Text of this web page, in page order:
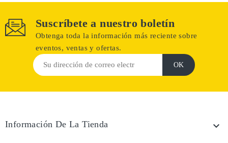
Suscríbete a nuestro boletín
Obtenga toda la información más reciente sobre
eventos, ventas y ofertas.
Información De La Tienda 